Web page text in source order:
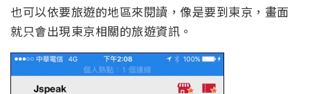
也可以依要旅遊的地區來閱讀，像是要到東京，畫面
就只會出現東京相關的旅遊資訊。